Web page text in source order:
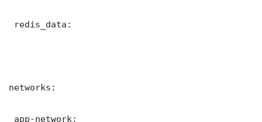
redis_data:
networks:
app-network: